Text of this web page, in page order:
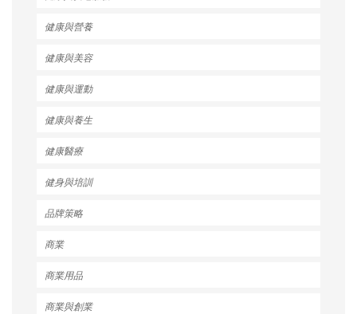
健康與營養
健康與美容
健康與運動
健康與養生
健康醫療
健身與培訓
品牌策略
商業
商業用品
商業與創業